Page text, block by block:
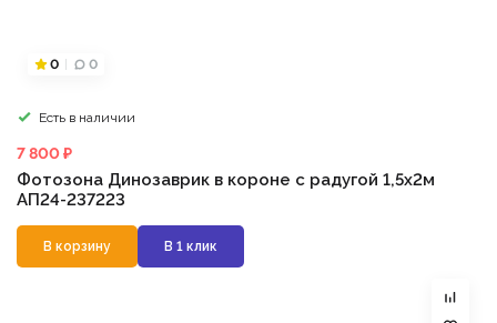
0 0
Есть в наличии
7 800 ₽
Фотозона Динозаврик в короне с радугой 1,5х2м
АП24-237223
В корзину В 1 клик